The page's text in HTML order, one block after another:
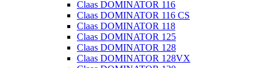
Claas DOMINATOR 116
Claas DOMINATOR 116 CS
Claas DOMINATOR 118
Claas DOMINATOR 125
Claas DOMINATOR 128
Claas DOMINATOR 128VX